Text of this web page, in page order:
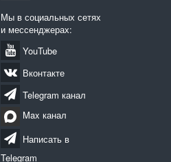
Мы в социальных сетях
и мессенджерах:
YouTube
Вконтакте
Telegram канал
Max канал
Написать в
Telegram